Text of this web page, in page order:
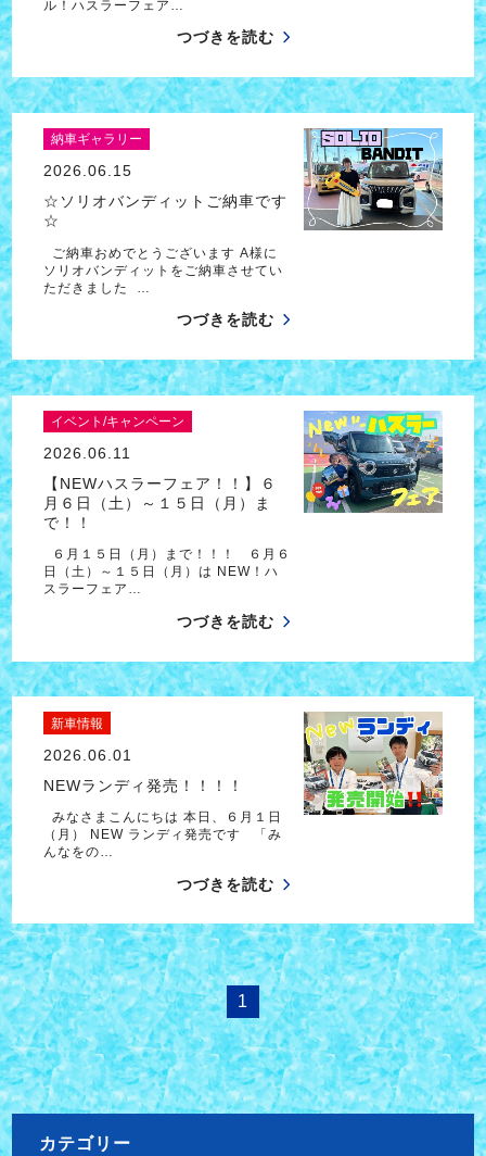
ル！ハスラーフェア…
つづきを読む
納車ギャラリー
2026.06.15
☆ソリオバンディットご納車です
☆
ご納車おめでとうございます A様に
ソリオバンディットをご納車させてい
ただきました …
つづきを読む
イベント/キャンペーン
2026.06.11
【NEWハスラーフェア！！】６
月６日（土）～１５日（月）ま
で！！
６月１５日（月）まで！！！ ６月６
日（土）～１５日（月）は NEW！ハ
スラーフェア…
つづきを読む
新車情報
2026.06.01
NEWランディ発売！！！！
みなさまこんにちは 本日、６月１日
（月） NEW ランディ発売です 「み
んなをの…
つづきを読む
1
カテゴリー